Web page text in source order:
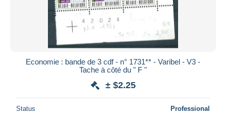
Economie : bande de 3 cdf - n° 1731** - Varibel - V3 -
Tache à côté du " F "
± $2.25
Status Professional